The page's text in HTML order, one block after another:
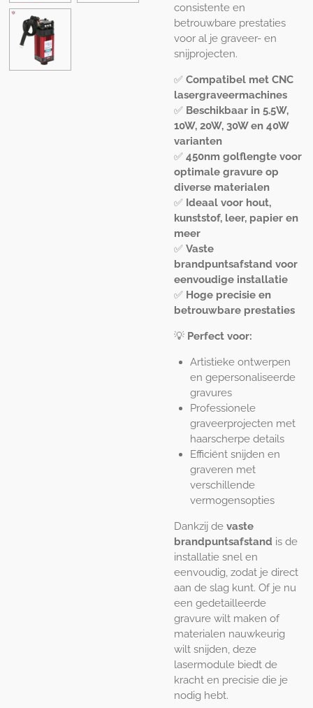
consistente en
betrouwbare prestaties
voor al je graveer- en
snijprojecten.
✅ Compatibel met CNC
lasergraveermachines
✅ Beschikbaar in 5.5W,
10W, 20W, 30W en 40W
varianten
✅ 450nm golflengte voor
optimale gravure op
diverse materialen
✅ Ideaal voor hout,
kunststof, leer, papier en
meer
✅ Vaste
brandpuntsafstand voor
eenvoudige installatie
✅ Hoge precisie en
betrouwbare prestaties
💡 Perfect voor:
Artistieke ontwerpen
en gepersonaliseerde
gravures
Professionele
graveerprojecten met
haarscherpe details
Efficiënt snijden en
graveren met
verschillende
vermogensopties
Dankzij de vaste
brandpuntsafstand is de
installatie snel en
eenvoudig, zodat je direct
aan de slag kunt. Of je nu
een gedetailleerde
gravure wilt maken of
materialen nauwkeurig
wilt snijden, deze
lasermodule biedt de
kracht en precisie die je
nodig hebt.